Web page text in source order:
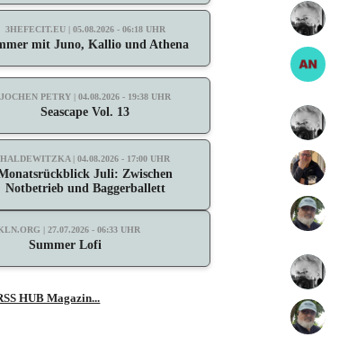
3HEFECIT.EU | 05.08.2026 - 06:18 UHR
mit Juno, Kallio und Athena
JOCHEN PETRY | 04.08.2026 - 19:38 UHR
Seascape Vol. 13
HALDEWITZKA | 04.08.2026 - 17:00 UHR
Juli: Zwischen
Notbetrieb und Baggerballett
| 27.07.2026 - 06:33 UHR
Summer Lofi
HUB Magazin...